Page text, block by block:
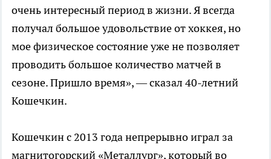
очень интересный период в жизни. Я всегда
получал большое удовольствие от хоккея, но
мое физическое состояние уже не позволяет
проводить большое количество матчей в
сезоне. Пришло время», — сказал 40-летний
Кошечкин.
Кошечкин с 2013 года непрерывно играл за
магнитогорский «Металлург», который во